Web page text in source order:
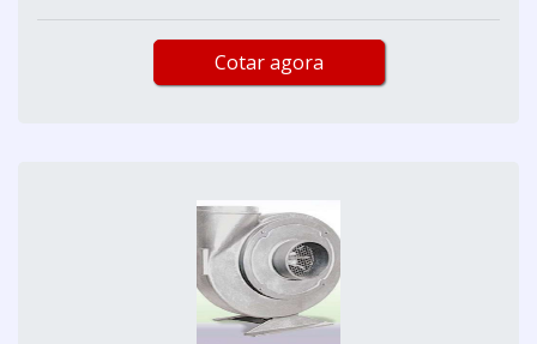
Cotar agora